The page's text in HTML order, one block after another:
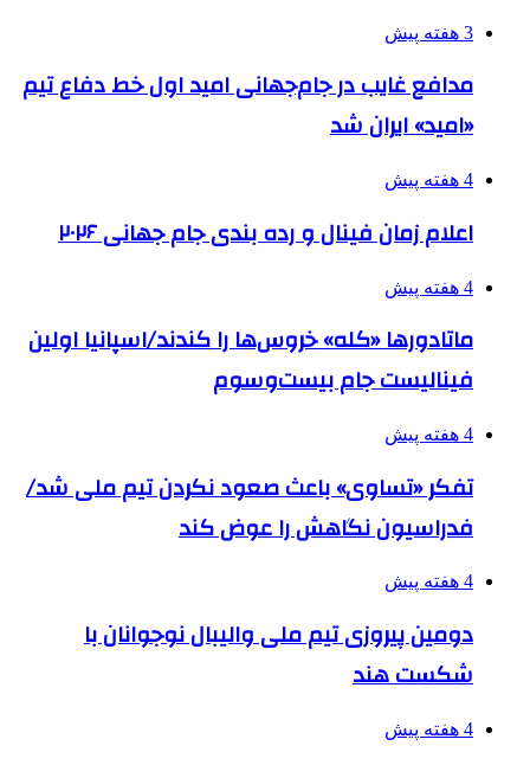
3 هفته پیش
مدافع غایب در جام‌جهانی امید اول خط دفاع تیم
«امید» ایران شد
4 هفته پیش
اعلام زمان فینال و رده بندی جام جهانی ۲۰۲۶
4 هفته پیش
ماتادورها «کله» خروس‌ها را کندند/اسپانیا اولین
فینالیست جام بیست‌وسوم
4 هفته پیش
تفکر «تساوی» باعث صعود نکردن تیم ملی شد/
فدراسیون نگاهش را عوض کند
4 هفته پیش
دومین پیروزی تیم ملی والیبال نوجوانان با
شکست هند
4 هفته پیش